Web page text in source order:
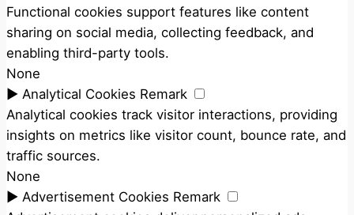
Functional cookies support features like content
sharing on social media, collecting feedback, and
enabling third-party tools.
None
► Analytical Cookies Remark
Analytical cookies track visitor interactions, providing
insights on metrics like visitor count, bounce rate, and
traffic sources.
None
► Advertisement Cookies Remark